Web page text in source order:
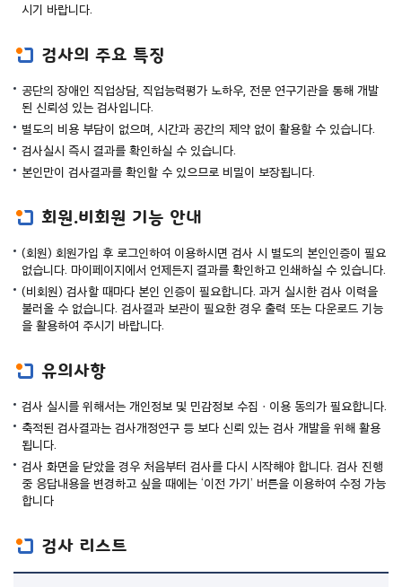
시기 바랍니다.
검사의 주요 특징
공단의 장애인 직업상담, 직업능력평가 노하우, 전문 연구기관을 통해 개발
된 신뢰성 있는 검사입니다.
별도의 비용 부담이 없으며, 시간과 공간의 제약 없이 활용할 수 있습니다.
검사실시 즉시 결과를 확인하실 수 있습니다.
본인만이 검사결과를 확인할 수 있으므로 비밀이 보장됩니다.
회원.비회원 기능 안내
(회원) 회원가입 후 로그인하여 이용하시면 검사 시 별도의 본인인증이 필요
없습니다. 마이페이지에서 언제든지 결과를 확인하고 인쇄하실 수 있습니다.
(비회원) 검사할 때마다 본인 인증이 필요합니다. 과거 실시한 검사 이력을
불러올 수 없습니다. 검사결과 보관이 필요한 경우 출력 또는 다운로드 기능
을 활용하여 주시기 바랍니다.
유의사항
검사 실시를 위해서는 개인정보 및 민감정보 수집ㆍ이용 동의가 필요합니다.
축적된 검사결과는 검사개정연구 등 보다 신뢰 있는 검사 개발을 위해 활용
됩니다.
검사 화면을 닫았을 경우 처음부터 검사를 다시 시작해야 합니다. 검사 진행
중 응답내용을 변경하고 싶을 때에는 ‘이전 가기’ 버튼을 이용하여 수정 가능
합니다
검사 리스트